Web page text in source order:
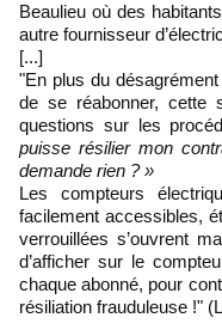
Beaulieu où des
autre fournisseur
[...]
"En plus du
de se réabonner, cette
questions sur les
puisse résilier mon
demande rien ? »
Les compteurs
facilement accessibles,
verrouillées s’ouvrent
d’afficher sur le
chaque abonné, pour
résiliation frauduleuse !"